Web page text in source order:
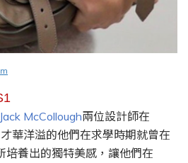
Jack McCollough兩位設計師在
才華洋溢的他們在求學時期就曾在
培養出的獨特美感 ， 讓他們在